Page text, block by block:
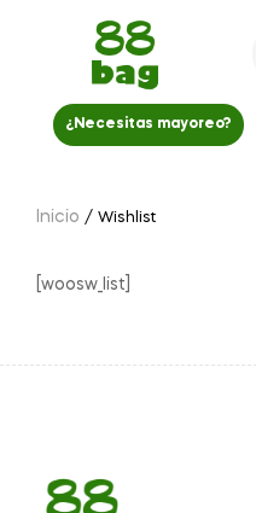
¿Necesitas mayoreo?
Inicio / Wishlist
[woosw_list]